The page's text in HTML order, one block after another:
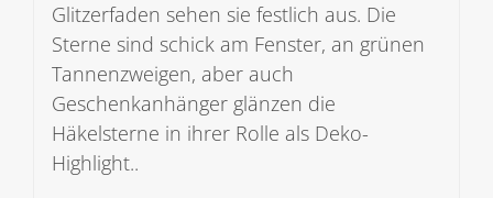
Glitzerfaden sehen sie festlich aus. Die
Sterne sind schick am Fenster, an grünen
Tannenzweigen, aber auch
Geschenkanhänger glänzen die
Häkelsterne in ihrer Rolle als Deko-
Highlight..